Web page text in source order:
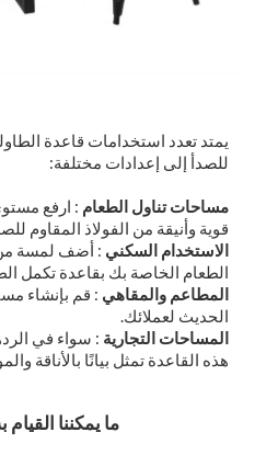
يمتد تعدد استخدامات قاعدة
للصدأ إلى إعدادات مختلفة:
مساحات تناول الطعام : ارفع
قوية وأنيقة من الفولاذ المقاوم
الاستخدام السكني : أضف لمسة من
الطعام الخاصة بك بقاعدة تكمل
المطاعم والمقاهي : قم بإنشاء
الحديث لعملائك.
المساحات التجارية : سواء في
هذه القاعدة تمثل بيانًا بالأناقة
ما يمكننا